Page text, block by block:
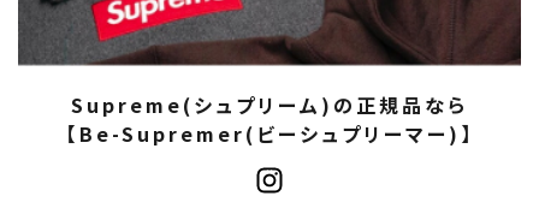
Supreme(シュプリーム)の正規品なら
【Be-Supremer(ビーシュプリーマー)】